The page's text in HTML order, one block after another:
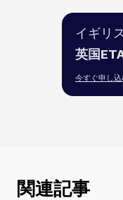
イギリ
英国
今すぐ申し込
関連記事